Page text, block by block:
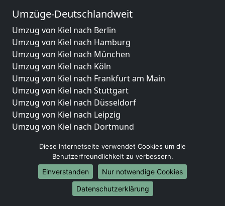
Umzüge-Deutschlandweit
Umzug von Kiel nach Berlin
Umzug von Kiel nach Hamburg
Umzug von Kiel nach München
Umzug von Kiel nach Köln
Umzug von Kiel nach Frankfurt am Main
Umzug von Kiel nach Stuttgart
Umzug von Kiel nach Düsseldorf
Umzug von Kiel nach Leipzig
Umzug von Kiel nach Dortmund
Umzug von Kiel nach Bremen
Umzug von Kiel nach Dresden
Umzug von Kiel nach Hannover
Umzug von Kiel nach Nürnberg
Umzug von Kiel nach Duisburg
Diese Internetseite verwendet Cookies um die
Benutzerfreundlichkeit zu verbessern.
Einverstanden
Nur notwendige Cookies
Datenschutzerklärung